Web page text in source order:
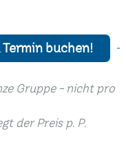
buchen!
Gruppe - nicht pro
der Preis p. P.